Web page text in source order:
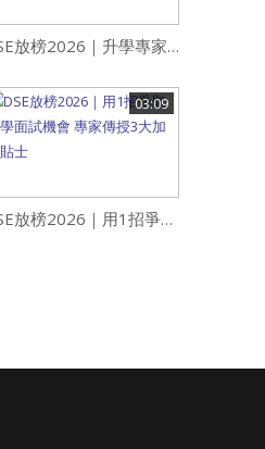
DSE放榜2026｜升學專家分析5大分數/情況出路 預計幾多分可穩入「八大」？
03:09
DSE放榜2026｜用1招爭取大學面試機會 專家傳授3大加分貼士